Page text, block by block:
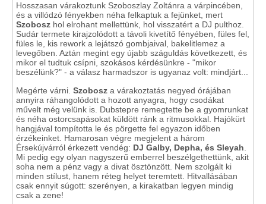
Hosszasan várakoztunk Szoboszlay Zoltánra a várpincében,
és a villódzó fényekben néha felkaptuk a fejünket, mert
Szobosz hol elrohant mellettünk, hol visszatért a DJ pulthoz.
Sudár termete kirajzolódott a távoli kivetítő fényében, füles fel,
füles le, kis rework a lejátszó gombjaival, bakelitlemez a
levegőben. Aztán megint egy újabb száguldás következett, és
mikor el tudtuk csípni, szokásos kérdésünkre - "mikor
beszélünk?" - a válasz harmadszor is ugyanaz volt: mindjárt...
Megérte várni. Szobosz a várakoztatás negyed órájában
annyira ráhangolódott a hozott anyagra, hogy csodákat
művelt még velünk is. Dubstepre remegtette be a gyomrunkat
és néha ostorcsapásokat küldött ránk a ritmusokkal. Hajókürt
hangjával tompította le és pörgette fel egyazon időben
érzékeinket. Hamarosan végre megjelent a három
Érsekújvárról érkezett vendég: DJ Galby, Depha, és Sleyah
Mi pedig egy olyan nagyszerű emberrel beszélgethettünk, akit
soha nem a pénz vagy a divat ösztönzött. Nem szolgált ki
minden stílust, hanem réteg helyet teremtett. Hitvallásában
csak ennyit súgott: szerényen, a kirakatban legyen mindig
csak a zene!